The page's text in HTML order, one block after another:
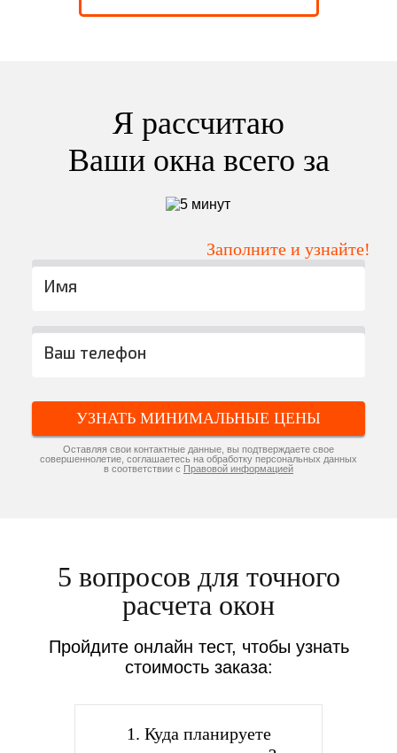
Я рассчитаю
Ваши окна всего за
Заполните и узнайте!
УЗНАТЬ МИНИМАЛЬНЫЕ ЦЕНЫ
Оставляя свои контактные данные, вы подтверждаете свое
совершеннолетие, соглашаетесь на обработку персональных данных
в соответствии с Правовой информацией
5 вопросов для точного
расчета окон
Пройдите онлайн тест, чтобы узнать
стоимость заказа:
1. Куда планируете